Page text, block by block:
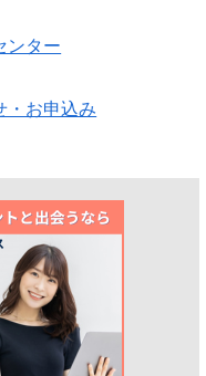
ンター
・お申込み